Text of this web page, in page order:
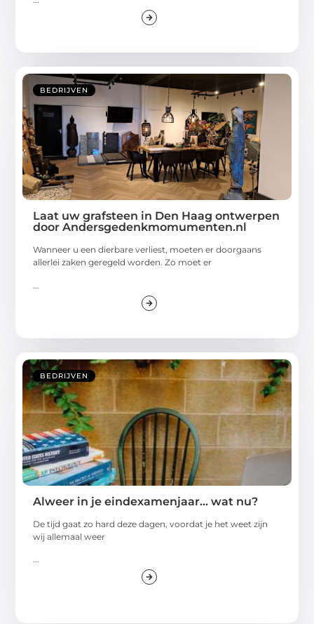
BEDRIJVEN
Laat uw grafsteen in Den Haag ontwerpen
door Andersgedenkmomumenten.nl
Wanneer u een dierbare verliest, moeten er doorgaans
allerlei zaken geregeld worden. Zo moet er
BEDRIJVEN
Alweer in je eindexamenjaar… wat nu?
De tijd gaat zo hard deze dagen, voordat je het weet zijn
wij allemaal weer
...